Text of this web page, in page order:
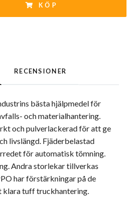
KÖP
RECENSIONER
bästa hjälpmedel för
och materialhantering.
och pulverlackerad för att ge
livslängd. Fjäderbelastad
för automatisk tömning.
Andra storlekar tillverkas
har förstärkningar på de
tuff truckhantering.